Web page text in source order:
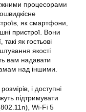
процесорами
як смартфони,
пристрої. Вони
як гостьові
якості
вам надавати
над іншими.
і доступні
підтримувати
Wi-Fi 5